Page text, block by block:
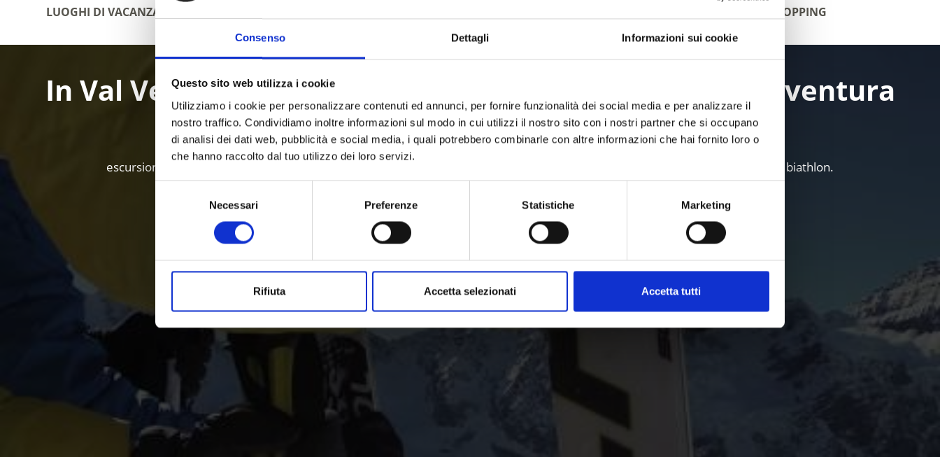
Consenso Dettagli Informazioni sui cookie
Questo sito web utilizza i cookie
Utilizziamo i cookie per personalizzare contenuti ed annunci, per fornire funzionalità dei social media e per analizzare il
nostro traffico. Condividiamo inoltre informazioni sul modo in cui utilizzi il nostro sito con i nostri partner che si occupano
di analisi dei dati web, pubblicità e social media, i quali potrebbero combinarle con altre informazioni che hai fornito loro o
che hanno raccolto dal tuo utilizzo dei loro servizi.
Necessari Preferenze Statistiche Marketing
Rifiuta Accetta selezionati Accetta tutti
LUOGHI DI VACANZA GUIDA ALLO SHOPPING
In Val Venosta in Alto Adige l’inverno è una grande avventura
Divertimento sulla neve a tutto tondo in Val Venosta:
escursioni, sci alpinismo, cinque comprensori sciistici variegati e perfettamente attrezzati per sci, snowboard, slittino, fondo e biathlon.